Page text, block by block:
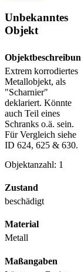
Unbekanntes
Objekt
Extrem korrodiertes
Metallobjekt, als
"Scharnier"
deklariert. Könnte
auch Teil eines
Schranks o.ä. sein.
Für Vergleich siehe
ID 624, 625 & 630.
Objektanzahl: 1
Zustand
beschädigt
Material
Metall
Maßangaben